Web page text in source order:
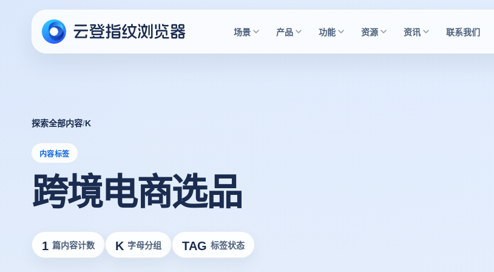
场景 产品 功能 资源 资讯 联系我们
探索全部内容/K
内容标签
跨境电商选品
1 篇内容计数 K 字母分组 TAG 标签状态